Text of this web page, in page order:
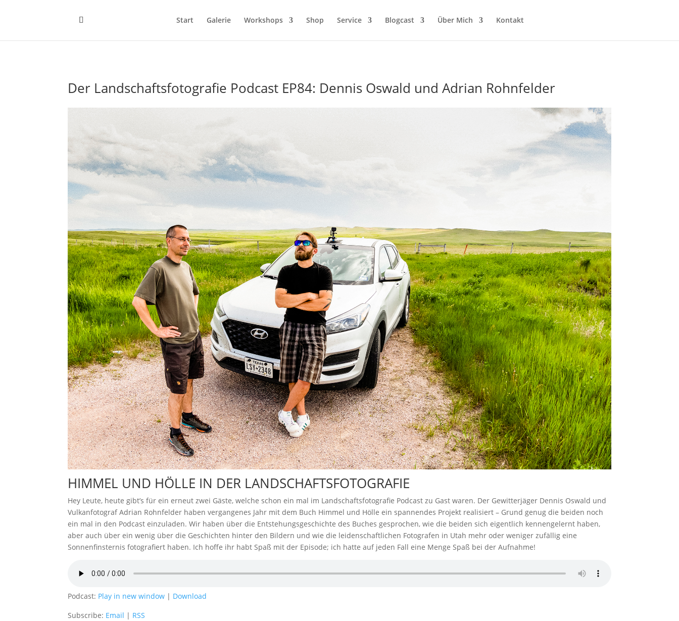
Start Galerie Workshops Shop Service Blogcast Über Mich Kontakt
Der Landschaftsfotografie Podcast EP84: Dennis Oswald und Adrian Rohnfelder
HIMMEL UND HÖLLE IN DER LANDSCHAFTSFOTOGRAFIE
Hey Leute, heute gibt’s für ein erneut zwei Gäste, welche schon ein mal im Landschaftsfotografie Podcast zu Gast waren. Der Gewitterjäger Dennis Oswald und
Vulkanfotograf Adrian Rohnfelder haben vergangenes Jahr mit dem Buch Himmel und Hölle ein spannendes Projekt realisiert – Grund genug die beiden noch
ein mal in den Podcast einzuladen. Wir haben über die Entstehungsgeschichte des Buches gesprochen, wie die beiden sich eigentlich kennengelernt haben,
aber auch über ein wenig über die Geschichten hinter den Bildern und wie die leidenschaftlichen Fotografen in Utah mehr oder weniger zufällig eine
Sonnenfinsternis fotografiert haben. Ich hoffe ihr habt Spaß mit der Episode; ich hatte auf jeden Fall eine Menge Spaß bei der Aufnahme!
Podcast: Play in new window | Download
Subscribe: Email | RSS